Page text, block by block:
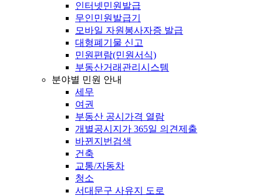
인터넷민원발급
무인민원발급기
모바일 자원봉사자증 발급
대형폐기물 신고
민원편람(민원서식)
부동산거래관리시스템
분야별 민원 안내
세무
여권
부동산 공시가격 열람
개별공시지가 365일 의견제출
바뀐지번검색
건축
교통/자동차
청소
서대문구 사유지 도로